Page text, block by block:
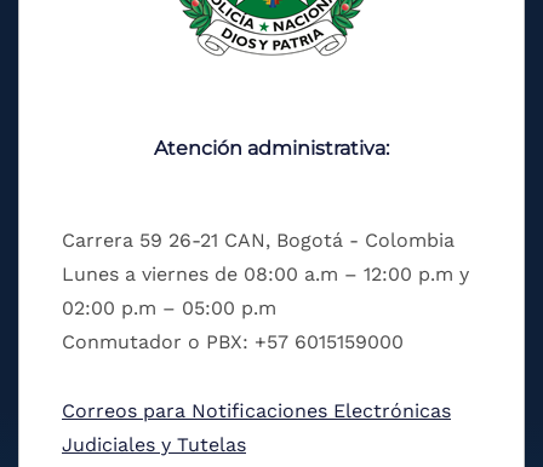
Atención administrativa:
Carrera 59 26-21 CAN, Bogotá - Colombia
Lunes a viernes de 08:00 a.m – 12:00 p.m y
02:00 p.m – 05:00 p.m
Conmutador o PBX: +57 6015159000
Correos para Notificaciones Electrónicas
Judiciales y Tutelas